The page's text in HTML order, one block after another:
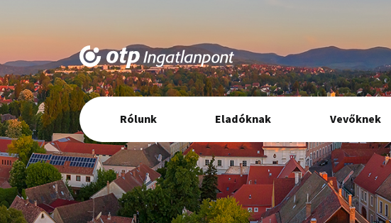
Elsődleges
navigáció
Rólunk Eladóknak Vevőknek